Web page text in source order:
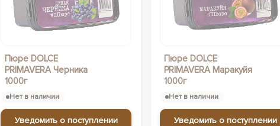
Пюре DOLCE
PRIMAVERA Черника
1000г
Нет в наличии
Уведомить о поступлении
Пюре DOLCE
PRIMAVERA Маракуйя
1000г
Нет в наличии
Уведомить о поступлении